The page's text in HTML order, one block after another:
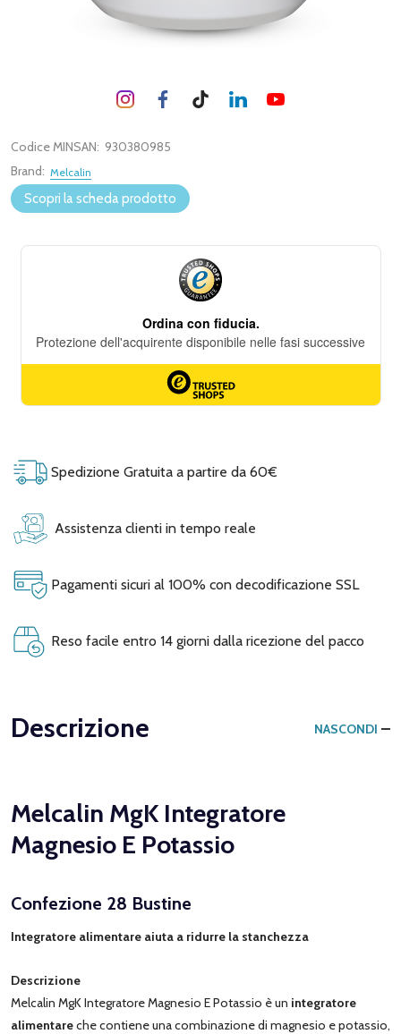
Codice MINSAN: 930380985
Brand: Melcalin
Scopri la scheda prodotto
Spedizione Gratuita a partire da 60€
Assistenza clienti in tempo reale
Pagamenti sicuri al 100% con decodificazione SSL
Reso facile entro 14 giorni dalla ricezione del pacco
Descrizione NASCONDI
Melcalin MgK Integratore
Magnesio E Potassio
Confezione 28 Bustine
Integratore alimentare aiuta a ridurre la stanchezza
Descrizione
Melcalin MgK Integratore Magnesio E Potassio è un integratore
alimentareche contiene una combinazione di magnesio e potassio,